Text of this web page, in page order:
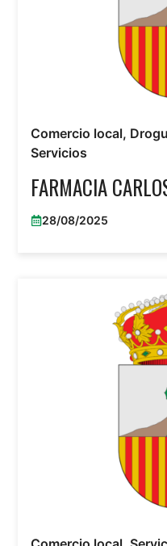
Comercio local,
Servicios
FARMACIA
28/08/2025